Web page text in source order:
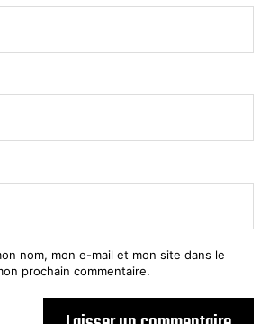
nom, mon e-mail et mon site dans le
prochain commentaire.